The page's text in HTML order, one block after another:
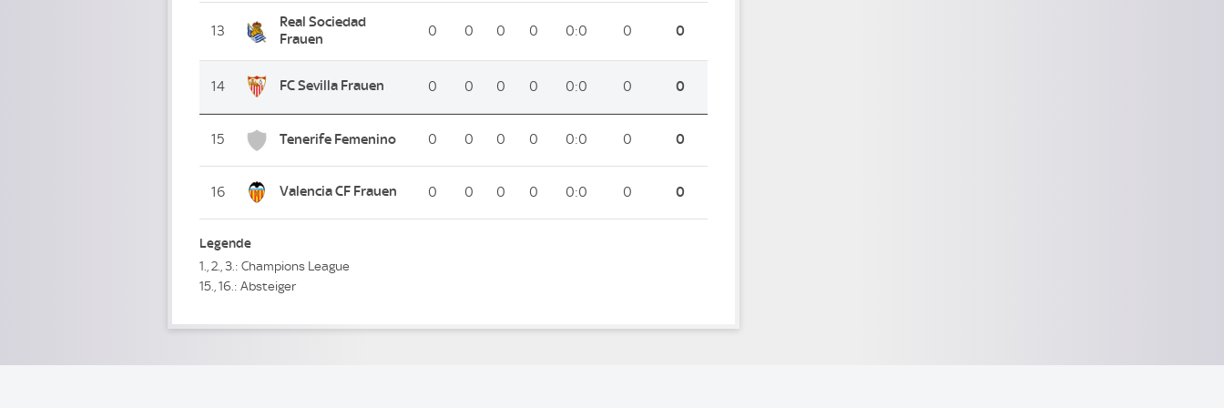
13
Real Sociedad
Frauen
0 0 0 0 0:0 0 0
14 FC Sevilla Frauen 0 0 0 0 0:0 0 0
15 Tenerife Femenino 0 0 0 0 0:0 0 0
16 Valencia CF Frauen 0 0 0 0 0:0 0 0
Legende
1., 2., 3.: Champions League
15., 16.: Absteiger